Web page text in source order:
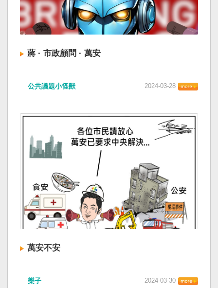
蔣 · 市政顧問 · 萬安
公共議題小怪獸 2024-03-28
萬安不安
樂子 2024-03-30